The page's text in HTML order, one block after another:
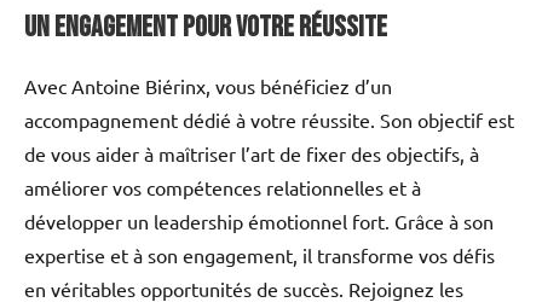
Un engagement pour votre réussite
Avec Antoine Biérinx, vous bénéficiez d’un
accompagnement dédié à votre réussite. Son objectif est
de vous aider à maîtriser l’art de fixer des objectifs, à
améliorer vos compétences relationnelles et à
développer un leadership émotionnel fort. Grâce à son
expertise et à son engagement, il transforme vos défis
en véritables opportunités de succès. Rejoignez les